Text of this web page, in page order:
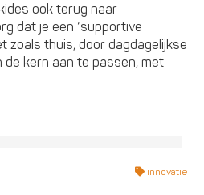
ook terug naar
dat je een ‘supportive
zoals thuis, door dagdagelijkse
kern aan te passen, met
innovatie